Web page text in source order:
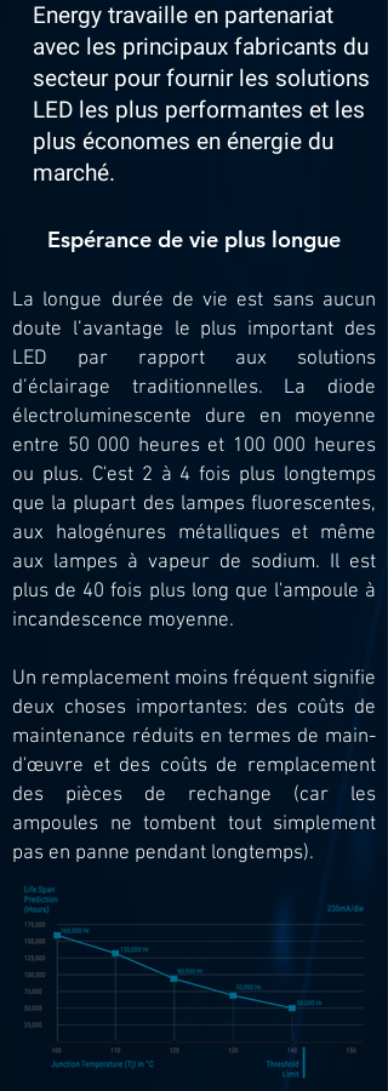
Energy travaille en partenariat
avec les principaux fabricants du
secteur pour fournir les solutions
LED les plus performantes et les
plus économes en énergie du
marché.
Espérance de vie plus longue
La longue durée de vie est sans aucun
doute l’avantage le plus important des
LED par rapport aux solutions
d’éclairage traditionnelles. La diode
électroluminescente dure en moyenne
entre 50 000 heures et 100 000 heures
ou plus. C'est 2 à 4 fois plus longtemps
que la plupart des lampes fluorescentes,
aux halogénures métalliques et même
aux lampes à vapeur de sodium. Il est
plus de 40 fois plus long que l'ampoule à
incandescence moyenne.
Un remplacement moins fréquent signifie
deux choses importantes: des coûts de
maintenance réduits en termes de main-
d'œuvre et des coûts de remplacement
des pièces de rechange (car les
ampoules ne tombent tout simplement
pas en panne pendant longtemps).